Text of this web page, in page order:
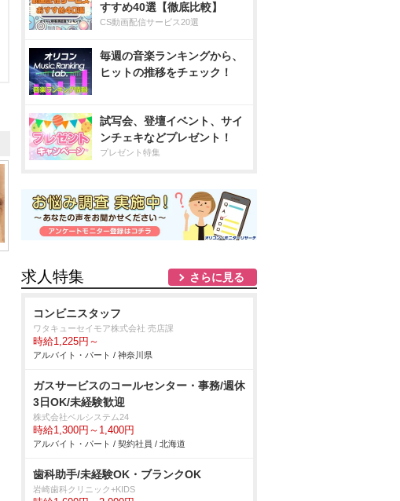
すすめ40選【徹底比較】
CS動画配信サービス20選
毎週の音楽ランキングから、
ヒットの推移をチェック！
試写会、登壇イベント、サイ
ンチェキなどプレゼント！
プレゼント特集
求人特集 さらに見る
コンビニスタッフ
ワタキューセイモア株式会社 売店課
時給1,225円～
アルバイト・パート / 神奈川県
ガスサービスのコールセンター・事務/週休
3日OK/未経験歓迎
株式会社ベルシステム24
時給1,300円～1,400円
アルバイト・パート / 契約社員 / 北海道
歯科助手/未経験OK・ブランクOK
崎歯科クリニック+KIDS